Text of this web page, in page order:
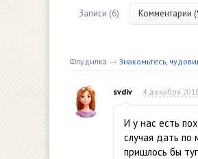
Записи (6) Комментарии
Флудилка → Знакомьтесь,
svdiv 4 декабря
И у нас есть
случая дать по
пришлось бы